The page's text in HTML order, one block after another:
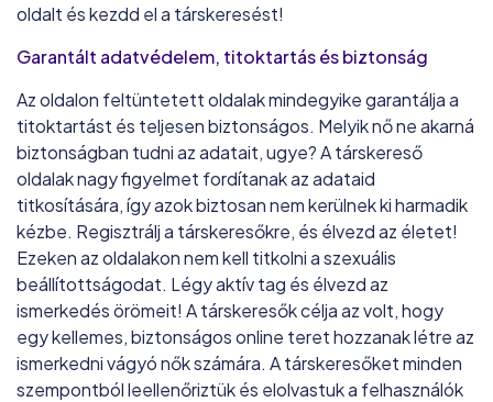
oldalt és kezdd el a társkeresést!
Garantált adatvédelem, titoktartás és biztonság
Az oldalon feltüntetett oldalak mindegyike garantálja a
titoktartást és teljesen biztonságos. Melyik nő ne akarná
biztonságban tudni az adatait, ugye? A társkereső
oldalak nagy figyelmet fordítanak az adataid
titkosítására, így azok biztosan nem kerülnek ki harmadik
kézbe. Regisztrálj a társkeresőkre, és élvezd az életet!
Ezeken az oldalakon nem kell titkolni a szexuális
beállítottságodat. Légy aktív tag és élvezd az
ismerkedés örömeit! A társkeresők célja az volt, hogy
egy kellemes, biztonságos online teret hozzanak létre az
ismerkedni vágyó nők számára. A társkeresőket minden
szempontból leellenőriztük és elolvastuk a felhasználók